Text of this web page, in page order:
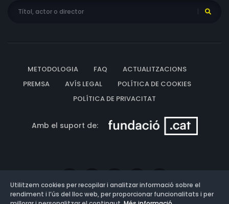
METODOLOGIA FAQ
ACTUALITZACIONS
PREMSA
AVÍS LEGAL
POLÍTICA DE COOKIES
POLÍTICA DE PRIVACITAT
Amb el suport de:
Utilitzem cookies per recopilar i analitzar informació sobre el
rendiment i l’ús del lloc web, per proporcionar funcionalitats i per